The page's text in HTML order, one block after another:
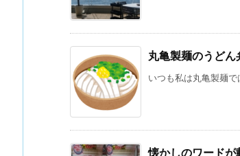
丸亀製麺のうど
いつも私は丸亀製麺
懐かしのワードが